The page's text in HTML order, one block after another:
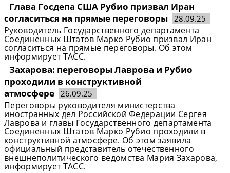
Глава Госдепа США Рубио призвал Иран
согласиться на прямые переговоры 28.09.25
Руководитель Государственного департамента
Соединенных Штатов Марко Рубио призвал Иран
согласиться на прямые переговоры. Об этом
информирует ТАСС.
Захарова: переговоры Лаврова и Рубио
проходили в конструктивной
атмосфере 26.09.25
Переговоры руководителя министерства
иностранных дел Российской Федерации Сергея
Лаврова и главы Государственного департамента
Соединенных Штатов Марко Рубио проходили в
конструктивной атмосфере. Об этом заявила
официальный представитель отечественного
внешнеполитического ведомства Мария Захарова,
информирует ТАСС.